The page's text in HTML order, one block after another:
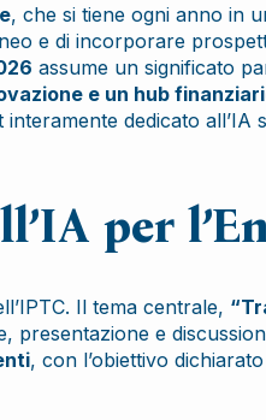
, che si tiene ogni anno in
e di incorporare
assume un significato
e un hub
dedicato all’IA
per
Il tema centrale,
e
, con l’obiettivo